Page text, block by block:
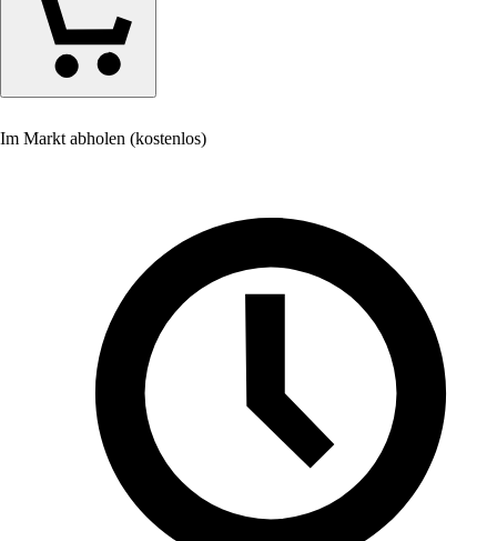
Im Markt abholen (kostenlos)